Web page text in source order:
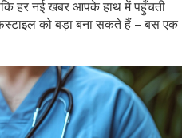
हर नई खबर आपके हाथ में पहुँचती
को बड़ा बना सकते हैं – बस एक